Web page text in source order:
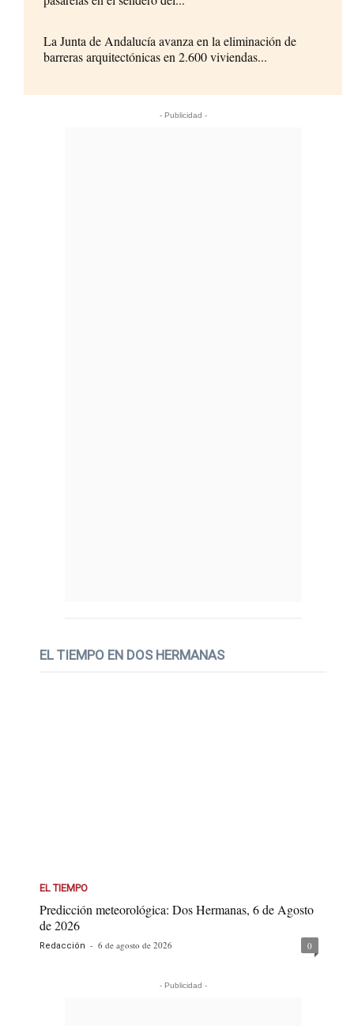
La Junta de Andalucía avanza en la eliminación de
barreras arquitectónicas en 2.600 viviendas...
- Publicidad -
EL TIEMPO EN DOS HERMANAS
EL TIEMPO
Predicción meteorológica: Dos Hermanas, 6 de Agosto
de 2026
Redacción - 6 de agosto de 2026 0
- Publicidad -